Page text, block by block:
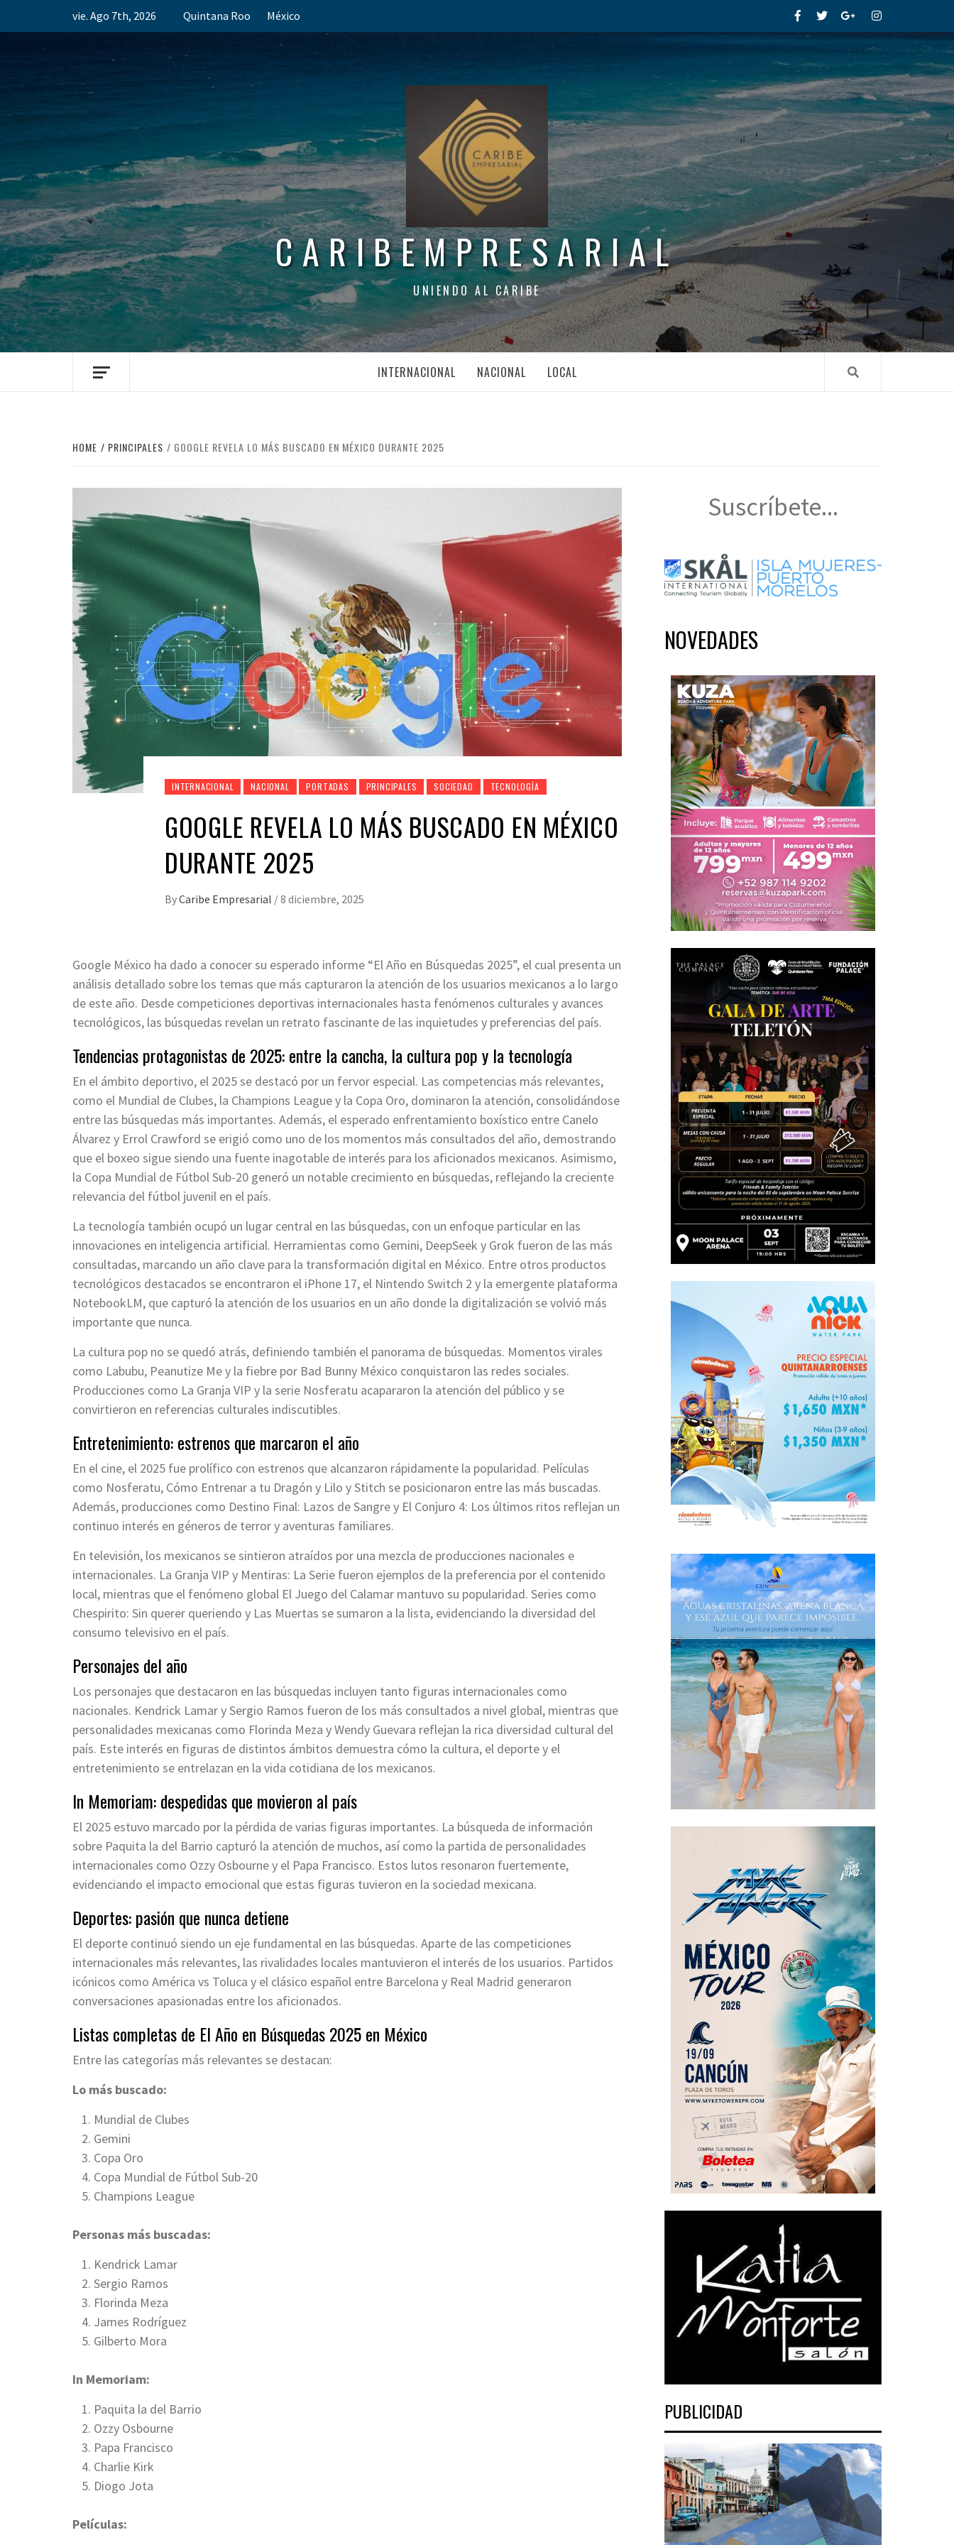
vie. Ago 7th, 2026 Quintana Roo México FacebookTwitterGoogle+Instagram
CARIBEMPRESARIAL
UNIENDO AL CARIBE
INTERNACIONAL NACIONAL LOCAL
HOME PRINCIPALES GOOGLE REVELA LO MÁS BUSCADO EN MÉXICO DURANTE 2025
INTERNACIONAL NACIONAL PORTADAS PRINCIPALES SOCIEDAD TECNOLOGÍA
GOOGLE REVELA LO MÁS BUSCADO EN MÉXICO
DURANTE 2025
ByCaribe Empresarial /8 diciembre, 2025
Google México ha dado a conocer su esperado informe “El Año en Búsquedas 2025”, el cual presenta un
análisis detallado sobre los temas que más capturaron la atención de los usuarios mexicanos a lo largo
de este año. Desde competiciones deportivas internacionales hasta fenómenos culturales y avances
tecnológicos, las búsquedas revelan un retrato fascinante de las inquietudes y preferencias del país.
Tendencias protagonistas de 2025: entre la cancha, la cultura pop y la tecnología
En el ámbito deportivo, el 2025 se destacó por un fervor especial. Las competencias más relevantes,
como el Mundial de Clubes, la Champions League y la Copa Oro, dominaron la atención, consolidándose
entre las búsquedas más importantes. Además, el esperado enfrentamiento boxístico entre Canelo
Álvarez y Errol Crawford se erigió como uno de los momentos más consultados del año, demostrando
que el boxeo sigue siendo una fuente inagotable de interés para los aficionados mexicanos. Asimismo,
la Copa Mundial de Fútbol Sub-20 generó un notable crecimiento en búsquedas, reflejando la creciente
relevancia del fútbol juvenil en el país.
La tecnología también ocupó un lugar central en las búsquedas, con un enfoque particular en las
innovaciones en inteligencia artificial. Herramientas como Gemini, DeepSeek y Grok fueron de las más
consultadas, marcando un año clave para la transformación digital en México. Entre otros productos
tecnológicos destacados se encontraron el iPhone 17, el Nintendo Switch 2 y la emergente plataforma
NotebookLM, que capturó la atención de los usuarios en un año donde la digitalización se volvió más
importante que nunca.
La cultura pop no se quedó atrás, definiendo también el panorama de búsquedas. Momentos virales
como Labubu, Peanutize Me y la fiebre por Bad Bunny México conquistaron las redes sociales.
Producciones como La Granja VIP y la serie Nosferatu acapararon la atención del público y se
convirtieron en referencias culturales indiscutibles.
Entretenimiento: estrenos que marcaron el año
En el cine, el 2025 fue prolífico con estrenos que alcanzaron rápidamente la popularidad. Películas
como Nosferatu, Cómo Entrenar a tu Dragón y Lilo y Stitch se posicionaron entre las más buscadas.
Además, producciones como Destino Final: Lazos de Sangre y El Conjuro 4: Los últimos ritos reflejan un
continuo interés en géneros de terror y aventuras familiares.
En televisión, los mexicanos se sintieron atraídos por una mezcla de producciones nacionales e
internacionales. La Granja VIP y Mentiras: La Serie fueron ejemplos de la preferencia por el contenido
local, mientras que el fenómeno global El Juego del Calamar mantuvo su popularidad. Series como
Chespirito: Sin querer queriendo y Las Muertas se sumaron a la lista, evidenciando la diversidad del
consumo televisivo en el país.
Personajes del año
Los personajes que destacaron en las búsquedas incluyen tanto figuras internacionales como
nacionales. Kendrick Lamar y Sergio Ramos fueron de los más consultados a nivel global, mientras que
personalidades mexicanas como Florinda Meza y Wendy Guevara reflejan la rica diversidad cultural del
país. Este interés en figuras de distintos ámbitos demuestra cómo la cultura, el deporte y el
entretenimiento se entrelazan en la vida cotidiana de los mexicanos.
In Memoriam: despedidas que movieron al país
El 2025 estuvo marcado por la pérdida de varias figuras importantes. La búsqueda de información
sobre Paquita la del Barrio capturó la atención de muchos, así como la partida de personalidades
internacionales como Ozzy Osbourne y el Papa Francisco. Estos lutos resonaron fuertemente,
evidenciando el impacto emocional que estas figuras tuvieron en la sociedad mexicana.
Deportes: pasión que nunca detiene
El deporte continuó siendo un eje fundamental en las búsquedas. Aparte de las competiciones
internacionales más relevantes, las rivalidades locales mantuvieron el interés de los usuarios. Partidos
icónicos como América vs Toluca y el clásico español entre Barcelona y Real Madrid generaron
conversaciones apasionadas entre los aficionados.
Listas completas de El Año en Búsquedas 2025 en México
Entre las categorías más relevantes se destacan:
Lo más buscado:
Mundial de Clubes
Gemini
Copa Oro
Copa Mundial de Fútbol Sub-20
Champions League
Personas más buscadas:
Kendrick Lamar
Sergio Ramos
Florinda Meza
James Rodríguez
Gilberto Mora
In Memoriam:
Paquita la del Barrio
Ozzy Osbourne
Papa Francisco
Charlie Kirk
Diogo Jota
Películas:
Suscríbete...
NOVEDADES
PUBLICIDAD